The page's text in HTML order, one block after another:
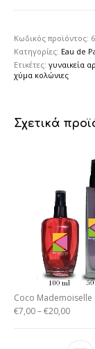
Κωδικός προϊόντος:
Κατηγορίες: Eau de
Ετικέτες:γυναικεία
χύμα κολώνιες
Σχετικά
Coco Mademoiselle
€7,00–€20,00